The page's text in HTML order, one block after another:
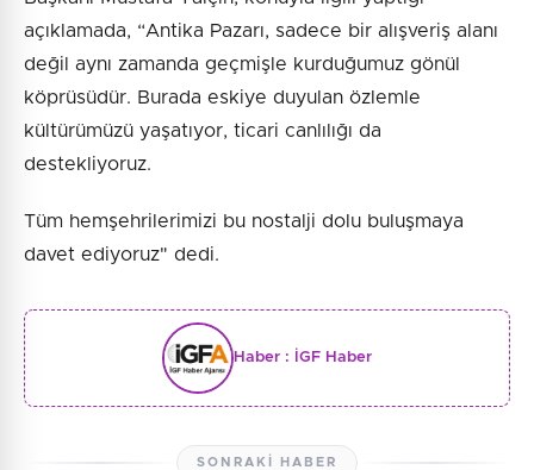
açıklamada, “Antika Pazarı, sadece bir alışveriş alanı
değil aynı zamanda geçmişle kurduğumuz gönül
köprüsüdür. Burada eskiye duyulan özlemle
kültürümüzü yaşatıyor, ticari canlılığı da
destekliyoruz.
Tüm hemşehrilerimizi bu nostalji dolu buluşmaya
davet ediyoruz" dedi.
Haber : İGF Haber
SONRAKI HABER